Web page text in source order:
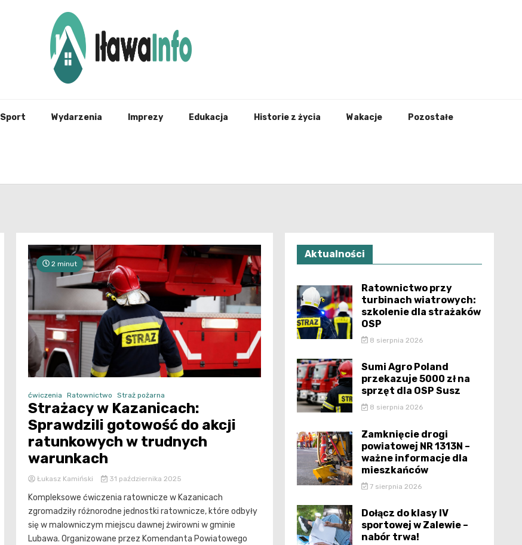
ilawainfo.pl
Sport Wydarzenia Imprezy Edukacja Historie z życia Wakacje Pozostałe
2 minut
ćwiczenia Ratownictwo Straż pożarna
Strażacy w Kazanicach:
Sprawdzili gotowość do akcji
ratunkowych w trudnych
warunkach
Łukasz Kamiński 31 października 2025
Kompleksowe ćwiczenia ratownicze w Kazanicach
zgromadziły różnorodne jednostki ratownicze, które odbyły
się w malowniczym miejscu dawnej żwirowni w gminie
Lubawa. Organizowane przez Komendanta Powiatowego
Aktualności
Ratownictwo przy
turbinach wiatrowych:
szkolenie dla strażaków
OSP
8 sierpnia 2026
Sumi Agro Poland
przekazuje 5000 zł na
sprzęt dla OSP Susz
8 sierpnia 2026
Zamknięcie drogi
powiatowej NR 1313N –
ważne informacje dla
mieszkańców
7 sierpnia 2026
Dołącz do klasy IV
sportowej w Zalewie –
nabór trwa!